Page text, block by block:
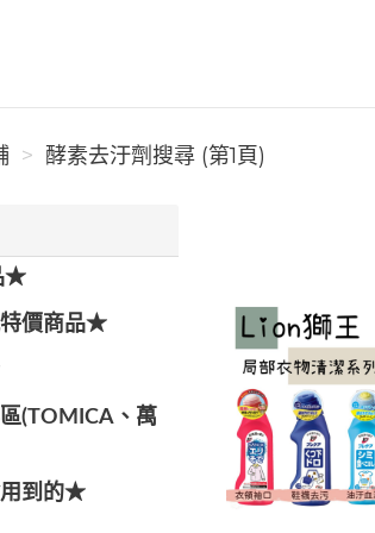
酵素去汙劑搜尋 (第1頁)
★
價商品★
(TOMICA、萬
到的★